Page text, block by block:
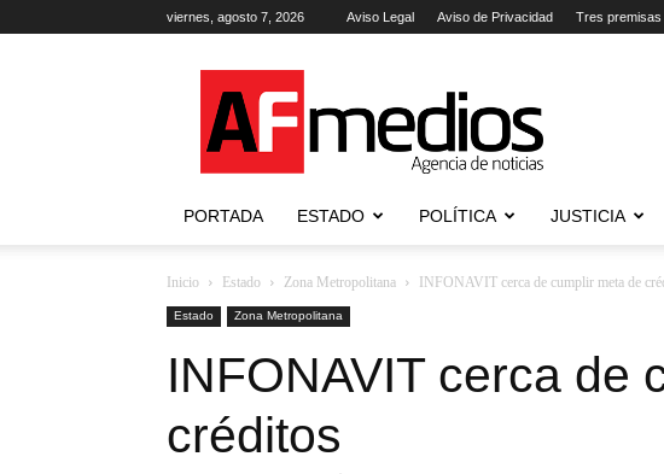
viernes, agosto 7, 2026 Aviso Legal Aviso de Privacidad Tres premisas
Agencia
de
Noticias
PORTADA ESTADO POLÍTICA JUSTICIA
Inicio Estado Zona Metropolitana INFONAVIT cerca de cumplir meta de
Estado Zona Metropolitana
INFONAVIT cerca de
créditos